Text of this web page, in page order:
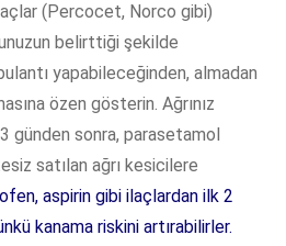
(Percocet, Norco gibi)
belirttiği şekilde
yapabileceğinden, almadan
özen gösterin. Ağrınız
günden sonra, parasetamol
satılan ağrı kesicilere
aspirin gibi ilaçlardan ilk 2
kanama riskini artırabilirler.